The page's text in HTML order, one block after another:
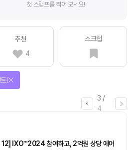
첫 스탬프를 찍어 보세요!
추천
4
스크랩
3 /
4
!
IXO™2024 참여하고, 2억원 상당 에어